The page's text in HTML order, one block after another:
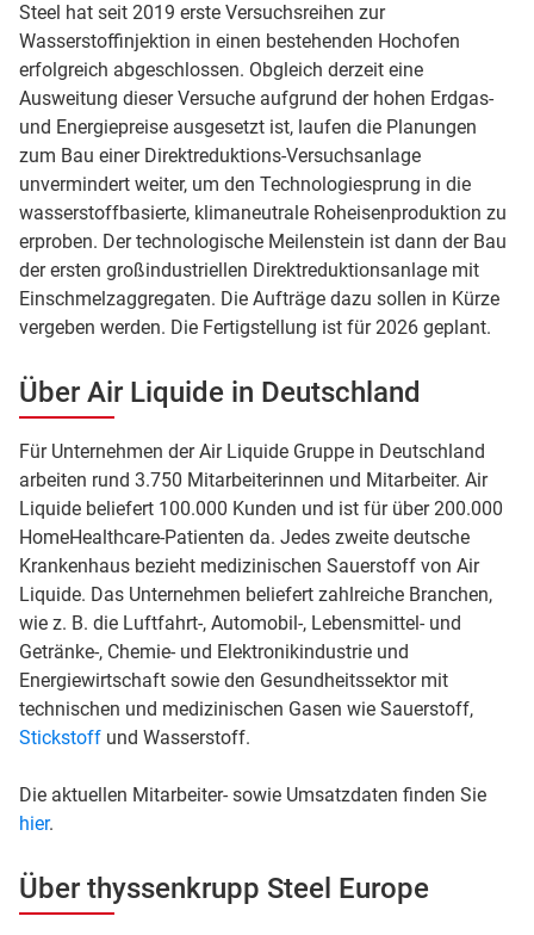
Steel hat seit 2019 erste Versuchsreihen zur
Wasserstoffinjektion in einen bestehenden Hochofen
erfolgreich abgeschlossen. Obgleich derzeit eine
Ausweitung dieser Versuche aufgrund der hohen Erdgas-
und Energiepreise ausgesetzt ist, laufen die Planungen
zum Bau einer Direktreduktions-Versuchsanlage
unvermindert weiter, um den Technologiesprung in die
wasserstoffbasierte, klimaneutrale Roheisenproduktion zu
erproben. Der technologische Meilenstein ist dann der Bau
der ersten großindustriellen Direktreduktionsanlage mit
Einschmelzaggregaten. Die Aufträge dazu sollen in Kürze
vergeben werden. Die Fertigstellung ist für 2026 geplant.
Über Air Liquide in Deutschland
Für Unternehmen der Air Liquide Gruppe in Deutschland
arbeiten rund 3.750 Mitarbeiterinnen und Mitarbeiter. Air
Liquide beliefert 100.000 Kunden und ist für über 200.000
HomeHealthcare-Patienten da. Jedes zweite deutsche
Krankenhaus bezieht medizinischen Sauerstoff von Air
Liquide. Das Unternehmen beliefert zahlreiche Branchen,
wie z. B. die Luftfahrt-, Automobil-, Lebensmittel- und
Getränke-, Chemie- und Elektronikindustrie und
Energiewirtschaft sowie den Gesundheitssektor mit
technischen und medizinischen Gasen wie Sauerstoff,
Stickstoff und Wasserstoff.
Die aktuellen Mitarbeiter- sowie Umsatzdaten finden Sie
hier.
Über thyssenkrupp Steel Europe